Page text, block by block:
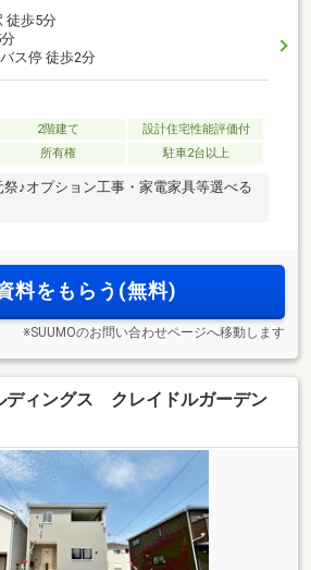
徒歩5分
ス停 徒歩2分
2階建て
設計住宅性能評価付
所有権 駐車2台以上
♪オプション工事・家電家具等選べる
料をもらう(無料)
※SUUMOのお問い合わせページへ移動します
ディングス クレイドルガーデン